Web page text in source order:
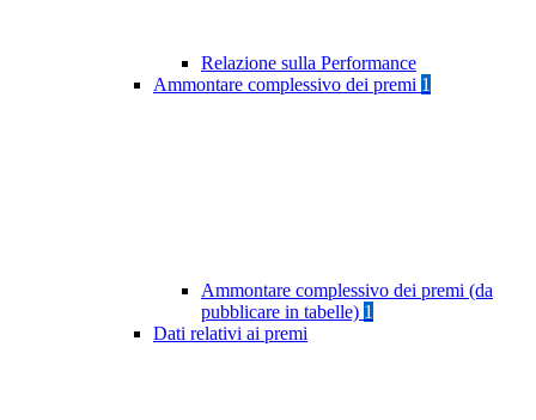
Relazione sulla Performance
Ammontare complessivo dei premi 1
Ammontare complessivo dei premi (da
pubblicare in tabelle) 1
Dati relativi ai premi